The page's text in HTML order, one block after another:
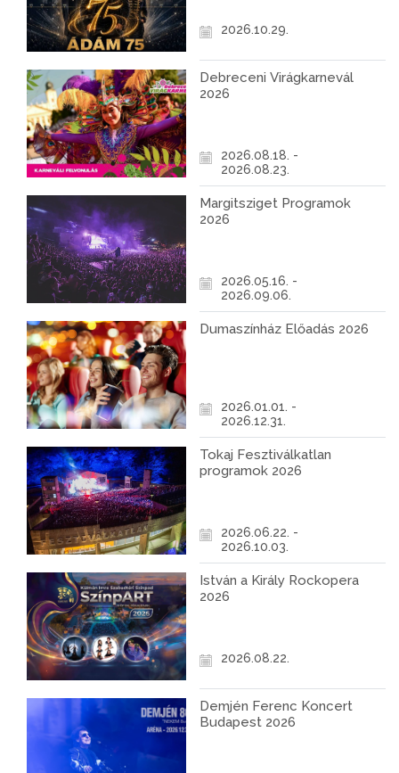
2026.10.29.
Debreceni Virágkarnevál
2026
2026.08.18. -
2026.08.23.
Margitsziget Programok
2026
2026.05.16. -
2026.09.06.
Dumaszínház Előadás 2026
2026.01.01. -
2026.12.31.
Tokaj Fesztiválkatlan
programok 2026
2026.06.22. -
2026.10.03.
István a Király Rockopera
2026
2026.08.22.
Demjén Ferenc Koncert
Budapest 2026